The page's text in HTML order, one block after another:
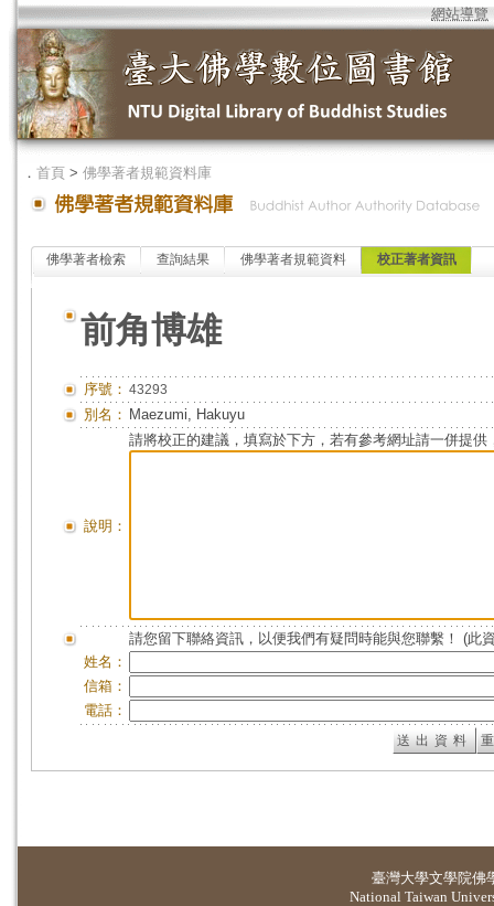
網站導覽
． 首頁 > 佛學著者規範資料庫
佛學著者檢索 查詢結果 佛學著者規範資料 校正著者資訊
前角博雄
序號： 43293
別名： Maezumi, Hakuyu
說明：
請將校正的建議，填寫於下方，若有參考網址請一併提供
請您留下聯絡資訊，以便我們有疑問時能與您聯繫！ (此
姓名：
信箱：
電話：
臺灣大學文學院佛
National Taiwan